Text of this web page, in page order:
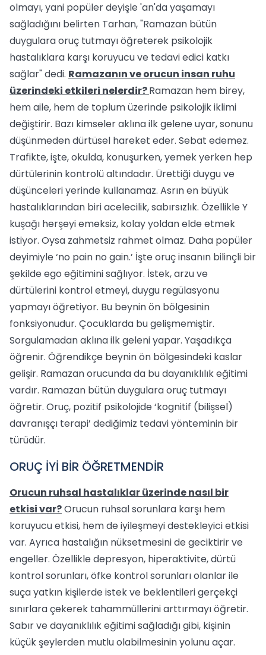
olmayı, yani popüler deyişle 'an'da yaşamayı
sağladığını belirten Tarhan, "Ramazan bütün
duygulara oruç tutmayı öğreterek psikolojik
hastalıklara karşı koruyucu ve tedavi edici katkı
sağlar" dedi. Ramazanın ve orucun insan ruhu
üzerindeki etkileri nelerdir?Ramazan hem birey,
hem aile, hem de toplum üzerinde psikolojik iklimi
değiştirir. Bazı kimseler aklına ilk gelene uyar, sonunu
düşünmeden dürtüsel hareket eder. Sebat edemez.
Trafikte, işte, okulda, konuşurken, yemek yerken hep
dürtülerinin kontrolü altındadır. Ürettiği duygu ve
düşünceleri yerinde kullanamaz. Asrın en büyük
hastalıklarından biri acelecilik, sabırsızlık. Özellikle Y
kuşağı herşeyi emeksiz, kolay yoldan elde etmek
istiyor. Oysa zahmetsiz rahmet olmaz. Daha popüler
deyimiyle ‘no pain no gain.’ İşte oruç insanın bilinçli bir
şekilde ego eğitimini sağlıyor. İstek, arzu ve
dürtülerini kontrol etmeyi, duygu regülasyonu
yapmayı öğretiyor. Bu beynin ön bölgesinin
fonksiyonudur. Çocuklarda bu gelişmemiştir.
Sorgulamadan aklına ilk geleni yapar. Yaşadıkça
öğrenir. Öğrendikçe beynin ön bölgesindeki kaslar
gelişir. Ramazan orucunda da bu dayanıklılık eğitimi
vardır. Ramazan bütün duygulara oruç tutmayı
öğretir. Oruç, pozitif psikolojide ‘kognitif (bilişsel)
davranışçı terapi’ dediğimiz tedavi yönteminin bir
türüdür.
ORUÇ İYİ BİR ÖĞRETMENDİR
Orucun ruhsal hastalıklar üzerinde nasıl bir
etkisi var?Orucun ruhsal sorunlara karşı hem
koruyucu etkisi, hem de iyileşmeyi destekleyici etkisi
var. Ayrıca hastalığın nüksetmesini de geciktirir ve
engeller. Özellikle depresyon, hiperaktivite, dürtü
kontrol sorunları, öfke kontrol sorunları olanlar ile
suça yatkın kişilerde istek ve beklentileri gerçekçi
sınırlara çekerek tahammüllerini arttırmayı öğretir.
Sabır ve dayanıklılık eğitimi sağladığı gibi, kişinin
küçük şeylerden mutlu olabilmesinin yolunu açar.